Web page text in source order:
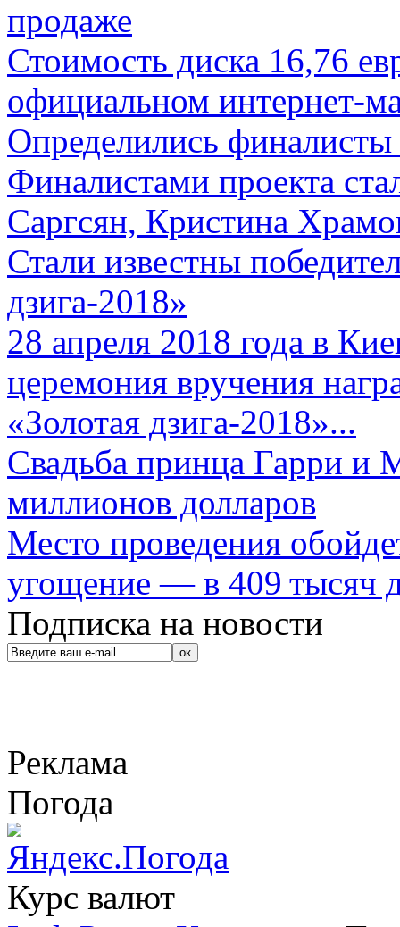
продаже
Стоимость диска 16,76
официальном интернет-
Определились
Финалистами проекта
Саргсян, Кристина
Стали известны
дзига-2018»
28 апреля 2018 года в
церемония вручения
«Золотая дзига-2018»...
Свадьба принца Гарри и
миллионов долларов
Место проведения
угощение — в 409 тысяч
Подписка на новости
Реклама
Погода
Курс валют